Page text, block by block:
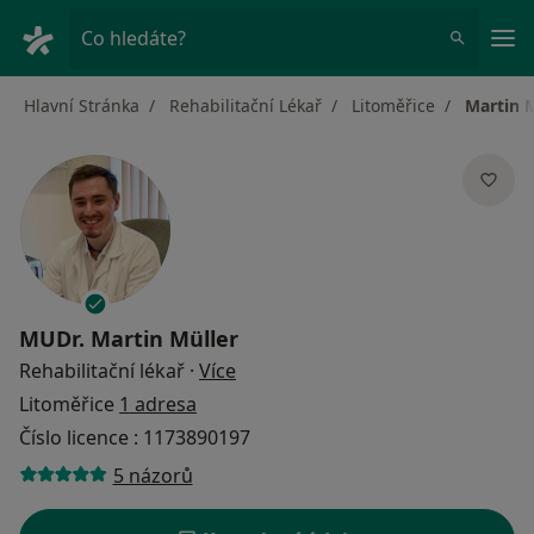
Co hledáte?
Hlavní Stránka Rehabilitační Lékař Litoměřice Martin
MUDr. Martin Müller
Rehabilitační lékař · Více
Litoměřice 1 adresa
Číslo licence : 1173890197
5 názorů